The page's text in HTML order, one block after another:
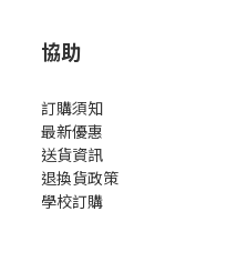
協助
訂購須知
最新優惠
送貨資訊
退換貨政策
學校訂購